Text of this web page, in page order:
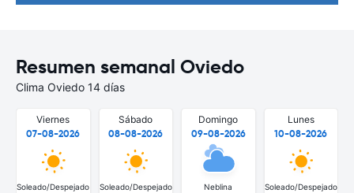
Resumen semanal Oviedo
Clima Oviedo 14 días
Viernes
07-08-2026
Soleado/Despejado
Sábado
08-08-2026
Soleado/Despejado
Domingo
09-08-2026
Neblina
Lunes
10-08-2026
Soleado/Despejado